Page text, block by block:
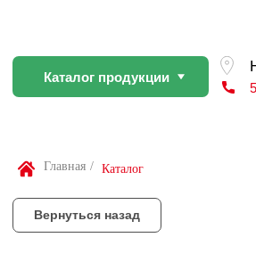
По Вашей
Главная / Каталог